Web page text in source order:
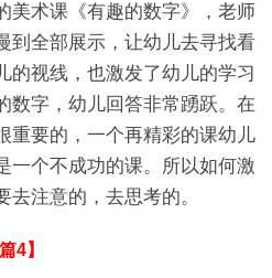
美术课《有趣的数字》，老师
到全部展示，让幼儿去寻找看
的视线，也激发了幼儿的学习
数字，幼儿回答非常踴跃。在
重要的，一个再精彩的课幼儿
一个不成功的课。所以如何激
注意的，去思考的。
4】